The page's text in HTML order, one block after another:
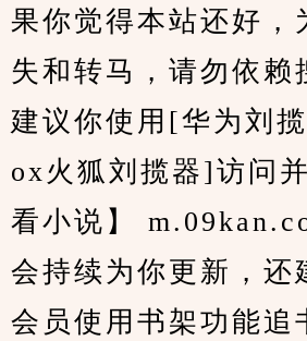
果你觉得本站还好，
失和转马，请勿依赖
建议你使用[华为刘
ox火狐刘揽器]访问
看小说】
会持续为你更新，还
会员使用书架功能追